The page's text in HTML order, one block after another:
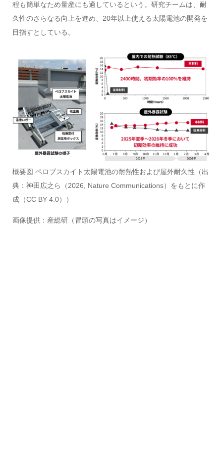
程も簡単なため量産にも適しているという。研究チームは、耐
久性のさらなる向上を進め、20年以上使える太陽電池の開発を
目指すとしている。
概要図 ペロブスカイト太陽電池の耐熱性および屋外耐久性（出
典：神田広之ら（2026, Nature Communications）をもとに作
成（CC BY 4.0））
画像提供： 産総研（冒頭の写真はイメージ）